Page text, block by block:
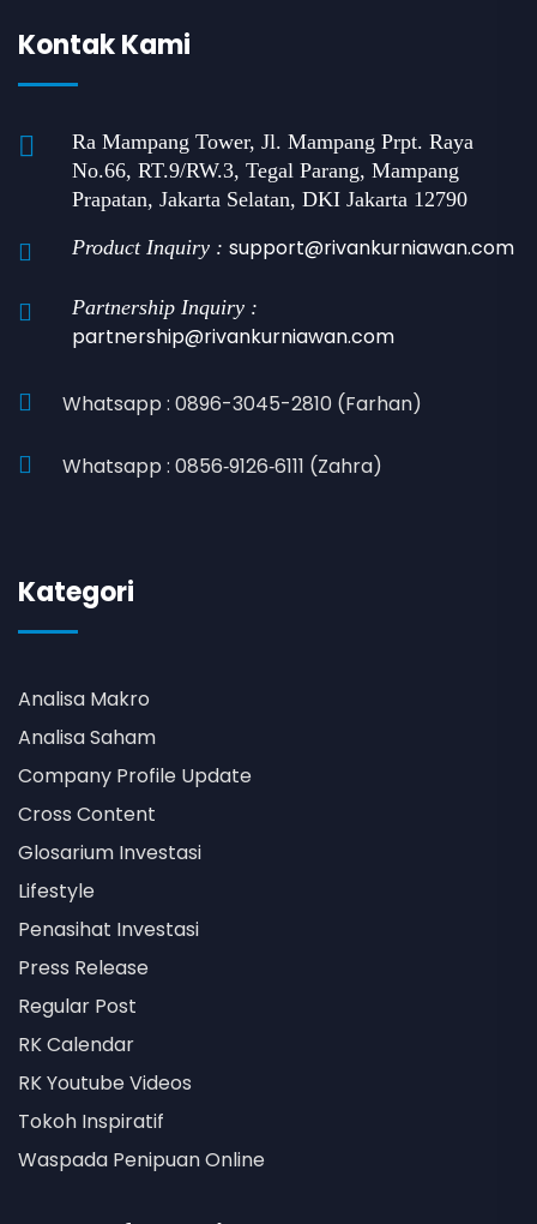
Kontak Kami
Ra Mampang Tower, Jl. Mampang Prpt. Raya
No.66, RT.9/RW.3, Tegal Parang, Mampang
Prapatan, Jakarta Selatan, DKI Jakarta 12790
Product Inquiry : support@rivankurniawan.com
Partnership Inquiry :
partnership@rivankurniawan.com
Whatsapp : 0896-3045-2810 (Farhan)
Whatsapp : 0856‑9126‑6111 (Zahra)
Kategori
Analisa Makro
Analisa Saham
Company Profile Update
Cross Content
Glosarium Investasi
Lifestyle
Penasihat Investasi
Press Release
Regular Post
RK Calendar
RK Youtube Videos
Tokoh Inspiratif
Waspada Penipuan Online